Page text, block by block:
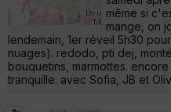
même si
mange, on
lendemain, 1er réveil 5h30
nuages). redodo, pti dej,
bouquetins, marmottes.
tranquille. avec Sofia, JB et